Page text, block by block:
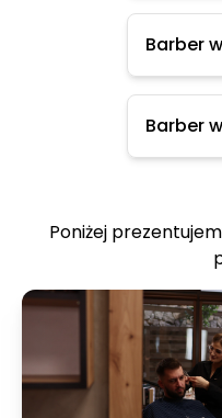
Barber
Barber
Poniżej